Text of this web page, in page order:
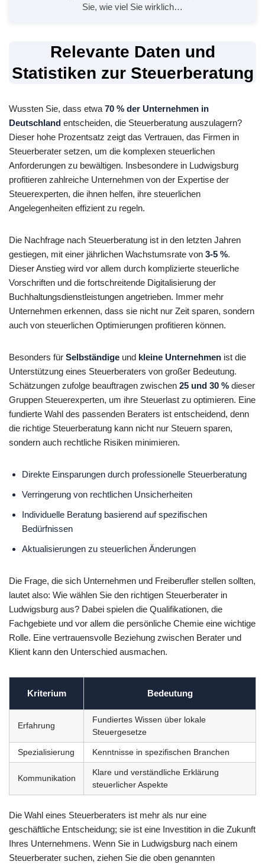
Sie, wie viel Sie wirklich…
Relevante Daten und
Statistiken zur Steuerberatung
Wussten Sie, dass etwa 70 % der Unternehmen in
Deutschland entscheiden, die Steuerberatung auszulagern?
Dieser hohe Prozentsatz zeigt das Vertrauen, das Firmen in
Steuerberater setzen, um die komplexen steuerlichen
Anforderungen zu bewältigen. Insbesondere in Ludwigsburg
profitieren zahlreiche Unternehmen von der Expertise der
Steuerexperten, die ihnen helfen, ihre steuerlichen
Angelegenheiten effizient zu regeln.
Die Nachfrage nach Steuerberatung ist in den letzten Jahren
gestiegen, mit einer jährlichen Wachstumsrate von 3-5 %.
Dieser Anstieg wird vor allem durch komplizierte steuerliche
Vorschriften und die fortschreitende Digitalisierung der
Buchhaltungsdienstleistungen angetrieben. Immer mehr
Unternehmen erkennen, dass sie nicht nur Zeit sparen, sondern
auch von steuerlichen Optimierungen profitieren können.
Besonders für Selbständige und kleine Unternehmen ist die
Unterstützung eines Steuerberaters von großer Bedeutung.
Schätzungen zufolge beauftragen zwischen 25 und 30 % dieser
Gruppen Steuerexperten, um ihre Steuerlast zu optimieren. Eine
fundierte Wahl des passenden Beraters ist entscheidend, denn
die richtige Steuerberatung kann nicht nur Steuern sparen,
sondern auch rechtliche Risiken minimieren.
Direkte Einsparungen durch professionelle Steuerberatung
Verringerung von rechtlichen Unsicherheiten
Individuelle Beratung basierend auf spezifischen
Bedürfnissen
Aktualisierungen zu steuerlichen Änderungen
Die Frage, die sich Unternehmen und Freiberufler stellen sollten,
lautet also: Wie wählen Sie den richtigen Steuerberater in
Ludwigsburg aus? Dabei spielen die Qualifikationen, die
Fachgebiete und vor allem die persönliche Chemie eine wichtige
Rolle. Eine vertrauensvolle Beziehung zwischen Berater und
Klient kann den Unterschied ausmachen.
Kriterium Bedeutung
Erfahrung
Fundiertes Wissen über lokale
Steuergesetze
Spezialisierung Kenntnisse in spezifischen Branchen
Kommunikation
Klare und verständliche Erklärung
steuerlicher Aspekte
Die Wahl eines Steuerberaters ist mehr als nur eine
geschäftliche Entscheidung; sie ist eine Investition in die Zukunft
Ihres Unternehmens. Wenn Sie in Ludwigsburg nach einem
Steuerberater suchen, ziehen Sie die oben genannten